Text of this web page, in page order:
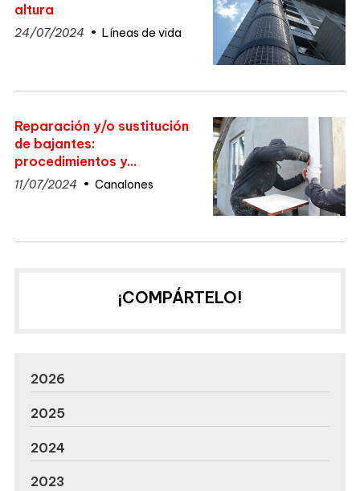
altura
24/07/2024 Líneas de vida
Reparación y/o sustitución
de bajantes:
procedimientos y
consideraciones
11/07/2024 Canalones
¡COMPÁRTELO!
2026
2025
2024
2023